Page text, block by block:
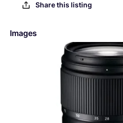
Share this listing
Images